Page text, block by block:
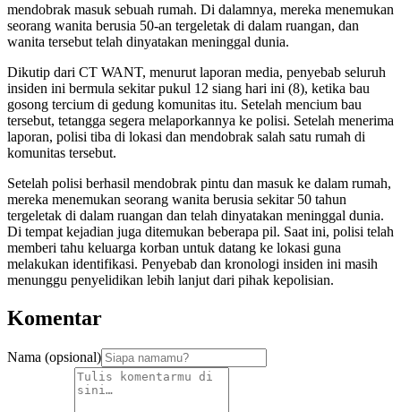
mendobrak masuk sebuah rumah. Di dalamnya, mereka menemukan
seorang wanita berusia 50-an tergeletak di dalam ruangan, dan
wanita tersebut telah dinyatakan meninggal dunia.
Dikutip dari CT WANT, menurut laporan media, penyebab seluruh
insiden ini bermula sekitar pukul 12 siang hari ini (8), ketika bau
gosong tercium di gedung komunitas itu. Setelah mencium bau
tersebut, tetangga segera melaporkannya ke polisi. Setelah menerima
laporan, polisi tiba di lokasi dan mendobrak salah satu rumah di
komunitas tersebut.
Setelah polisi berhasil mendobrak pintu dan masuk ke dalam rumah,
mereka menemukan seorang wanita berusia sekitar 50 tahun
tergeletak di dalam ruangan dan telah dinyatakan meninggal dunia.
Di tempat kejadian juga ditemukan beberapa pil. Saat ini, polisi telah
memberi tahu keluarga korban untuk datang ke lokasi guna
melakukan identifikasi. Penyebab dan kronologi insiden ini masih
menunggu penyelidikan lebih lanjut dari pihak kepolisian.
Komentar
Nama (opsional)